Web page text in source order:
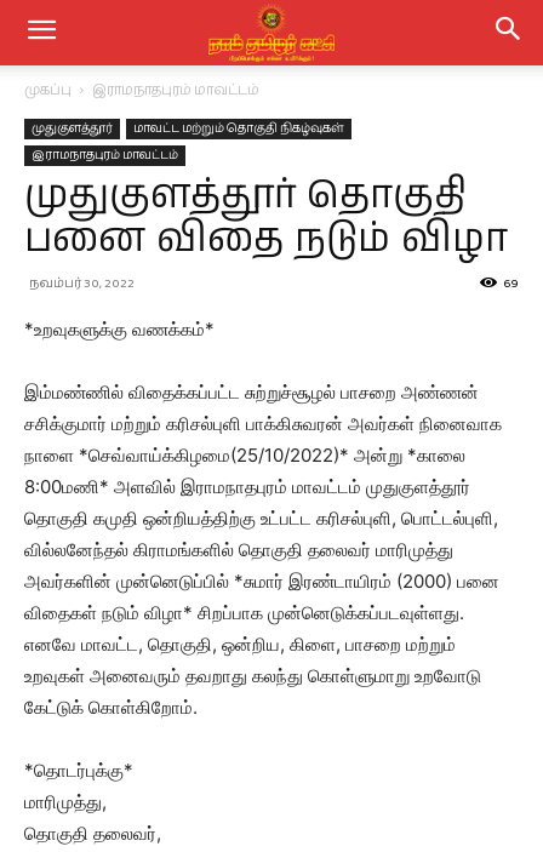
முகப்பு இராமநாதபுரம் மாவட்டம்
முதுகுளத்தூர்
மாவட்ட மற்றும் தொகுதி நிகழ்வுகள்
இராமநாதபுரம் மாவட்டம்
முதுகுளத்தூர் தொகுதி
பனை விதை நடும் விழா
நவம்பர் 30, 2022 69
*உறவுகளுக்கு வணக்கம்*
இம்மண்ணில் விதைக்கப்பட்ட சுற்றுச்சூழல் பாசறை அண்ணன்
சசிக்குமார் மற்றும் கரிசல்புளி பாக்கிசுவரன் அவர்கள் நினைவாக
நாளை *செவ்வாய்க்கிழமை(25/10/2022)* அன்று *காலை
8:00மணி* அளவில் இராமநாதபுரம் மாவட்டம் முதுகுளத்தூர்
தொகுதி கமுதி ஒன்றியத்திற்கு உட்பட்ட கரிசல்புளி, பொட்டல்புளி,
வில்லனேந்தல் கிராமங்களில் தொகுதி தலைவர் மாரிமுத்து
அவர்களின் முன்னெடுப்பில் *சுமார் இரண்டாயிரம் (2000) பனை
விதைகள் நடும் விழா* சிறப்பாக முன்னெடுக்கப்படவுள்ளது.
எனவே மாவட்ட, தொகுதி, ஒன்றிய, கிளை, பாசறை மற்றும்
உறவுகள் அனைவரும் தவறாது கலந்து கொள்ளுமாறு உறவோடு
கேட்டுக் கொள்கிறோம்.
*தொடர்புக்கு*
மாரிமுத்து,
தொகுதி தலைவர்,